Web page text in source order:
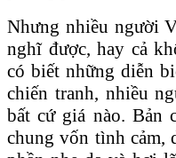
Nhưng nhiều người
nghĩ được, hay cả
có biết những diễn
chiến tranh, nhiều
bất cứ giá nào. Bản
chung vốn tình cảm,